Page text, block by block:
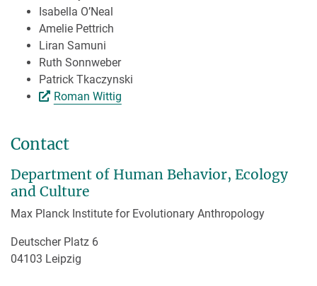
Isabella O’Neal
Amelie Pettrich
Liran Samuni
Ruth Sonnweber
Patrick Tkaczynski
Roman Wittig
Contact
Department of Human Behavior, Ecology
and Culture
Max Planck Institute for Evolutionary Anthropology
Deutscher Platz 6
04103 Leipzig